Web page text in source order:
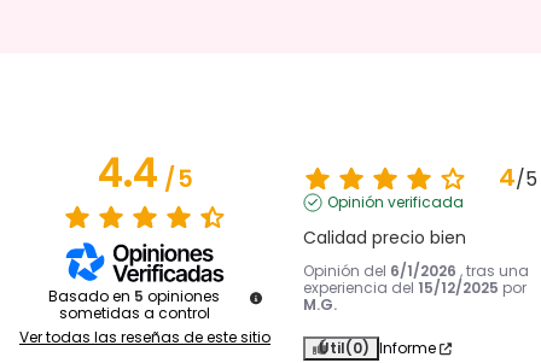
4.4/5
Basado en 5 opiniones
sometidas a control
Ver todas las reseñas de este sitio
4/5
Opinión verificada
Calidad precio bien
Opinión del 6/1/2026 , tras una
experiencia del 15/12/2025 por
M.G.
Útil(0) Informe